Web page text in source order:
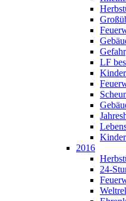
LF
2016
24-